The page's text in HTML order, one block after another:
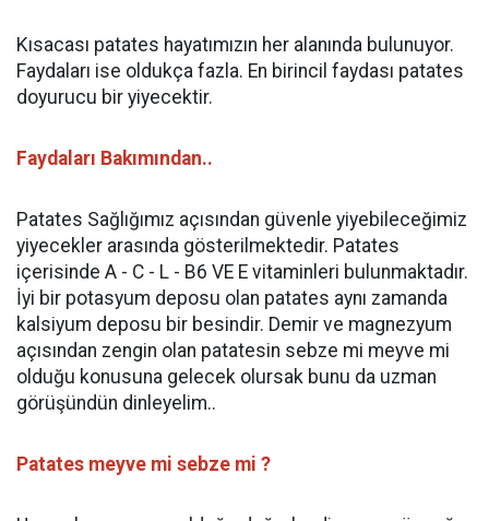
Kısacası patates hayatımızın her alanında bulunuyor.
Faydaları ise oldukça fazla. En birincil faydası patates
doyurucu bir yiyecektir.
Faydaları Bakımından..
Patates Sağlığımız açısından güvenle yiyebileceğimiz
yiyecekler arasında gösterilmektedir. Patates
içerisinde A - C - L - B6 VE E vitaminleri bulunmaktadır.
İyi bir potasyum deposu olan patates aynı zamanda
kalsiyum deposu bir besindir. Demir ve magnezyum
açısından zengin olan patatesin sebze mi meyve mi
olduğu konusuna gelecek olursak bunu da uzman
görüşündün dinleyelim..
Patates meyve mi sebze mi ?